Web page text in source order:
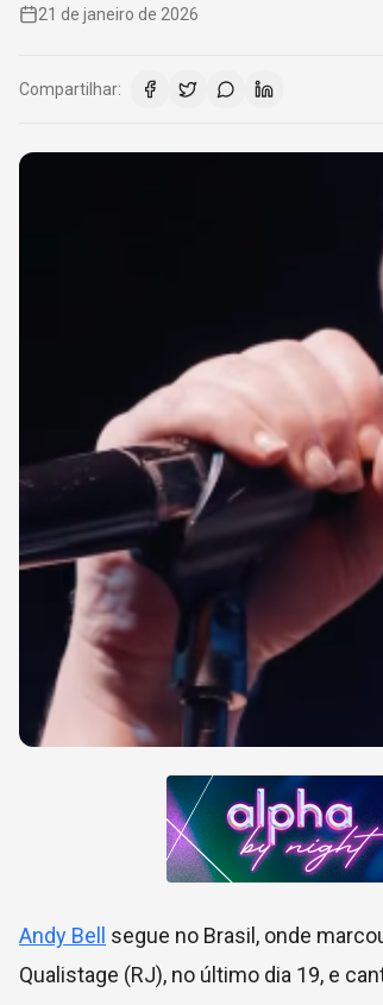
21 de janeiro de 2026
Compartilhar:
Andy Bell
segue no Brasil, onde
Qualistage (RJ), no último dia 19, e